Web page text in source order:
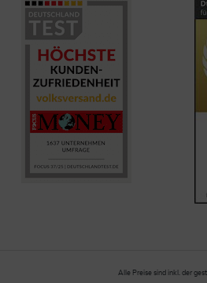
Alle Preise sind inkl. der